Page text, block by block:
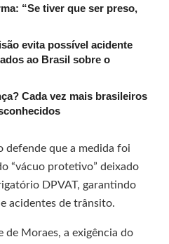
“Se tiver que ser preso,
evita possível acidente
ao Brasil sobre o
Cada vez mais brasileiros
defende que a medida foi
“vácuo protetivo” deixado
DPVAT, garantindo
acidentes de trânsito.
de Moraes, a exigência do